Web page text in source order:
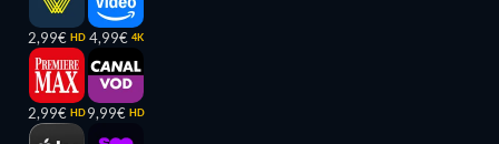
2,99€ HD
2,99€ HD
4,99€ 4K
9,99€ HD